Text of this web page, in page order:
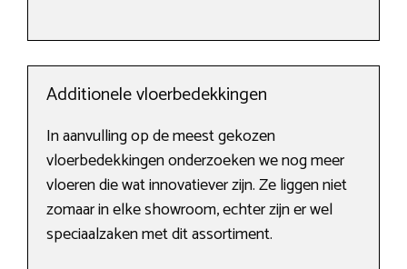
Additionele vloerbedekkingen
In aanvulling op de meest gekozen
vloerbedekkingen onderzoeken we nog meer
vloeren die wat innovatiever zijn. Ze liggen niet
zomaar in elke showroom, echter zijn er wel
speciaalzaken met dit assortiment.